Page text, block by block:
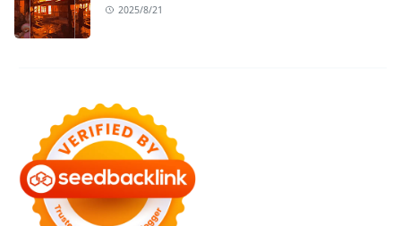
2025/8/21